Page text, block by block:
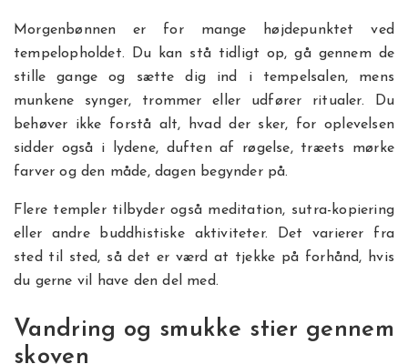
Morgenbønnen er for mange højdepunktet ved
tempelopholdet. Du kan stå tidligt op, gå gennem de
stille gange og sætte dig ind i tempelsalen, mens
munkene synger, trommer eller udfører ritualer. Du
behøver ikke forstå alt, hvad der sker, for oplevelsen
sidder også i lydene, duften af røgelse, træets mørke
farver og den måde, dagen begynder på.
Flere templer tilbyder også meditation, sutra-kopiering
eller andre buddhistiske aktiviteter. Det varierer fra
sted til sted, så det er værd at tjekke på forhånd, hvis
du gerne vil have den del med.
Vandring og smukke stier gennem
skoven